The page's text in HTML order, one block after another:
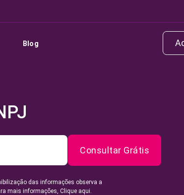
Blog
Consultar Grátis
das informações observa a
mais informações, Clique aqui.